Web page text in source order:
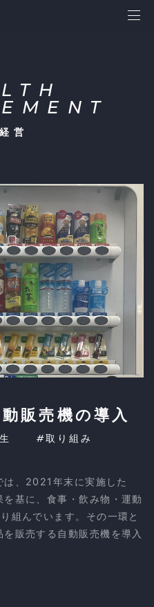
営
販売機の導入
#取り組み
は、2021年末に実施した
を基に、食事・飲み物・運動
組んでいます。その一環と
販売する自動販売機を導入